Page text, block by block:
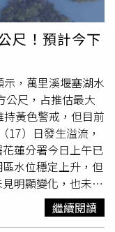
求「報酬至少與大
此外，施昇輝也補
0056），這波跌幅
示ETF在市場劇烈
文章曝光後，引發
，生活不焦慮，每
同，我現在就剩
久，這不是一開始
ETF的股性不同，
尺！預計今下
，萬里溪堰塞湖水
公尺，占推估最大
黃色警戒，但目前
17）日發生溢流，
蓮分署今日上午已
水位穩定上升，但
明顯變化，也未發
頂溢流口僅剩1公
具高度不確定性，
繼續閱讀